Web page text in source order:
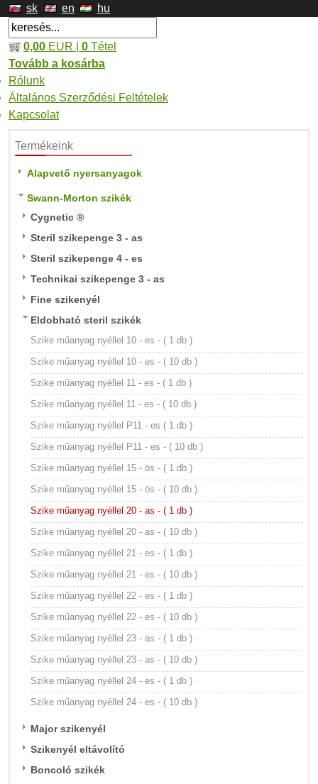
sk en hu
0,00 EUR | 0 Tétel
Tovább a kosárba
Rólunk
Általános Szerződési Feltételek
Kapcsolat
Termékeink
Alapvető nyersanyagok
Swann-Morton szikék
Cygnetic ®
Steril szikepenge 3 - as
Steril szikepenge 4 - es
Technikai szikepenge 3 - as
Fine szikenyél
Eldobható steril szikék
Szike műanyag nyéllel 10 - es - ( 1 db )
Szike műanyag nyéllel 10 - es - ( 10 db )
Szike műanyag nyéllel 11 - es - ( 1 db )
Szike műanyag nyéllel 11 - es - ( 10 db )
Szike műanyag nyéllel P11 - es ( 1 db )
Szike műanyag nyéllel P11 - es - ( 10 db )
Szike műanyag nyéllel 15 - ös - ( 1 db )
Szike műanyag nyéllel 15 - ös - ( 10 db )
Szike műanyag nyéllel 20 - as - ( 1 db )
Szike műanyag nyéllel 20 - as - ( 10 db )
Szike műanyag nyéllel 21 - es - ( 1 db )
Szike műanyag nyéllel 21 - es - ( 10 db )
Szike műanyag nyéllel 22 - es - ( 1 db )
Szike műanyag nyéllel 22 - es - ( 10 db )
Szike műanyag nyéllel 23 - as - ( 1 db )
Szike műanyag nyéllel 23 - as - ( 10 db )
Szike műanyag nyéllel 24 - es - ( 1 db )
Szike műanyag nyéllel 24 - es - ( 10 db )
Major szikenyél
Szikenyél eltávolító
Boncoló szikék